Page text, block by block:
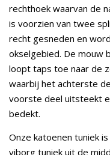
rechthoek waarvan de
is voorzien van twee
recht gesneden en
okselgebied. De mouw
loopt taps toe naar de
waarbij het achterste
voorste deel uitsteekt
bedekt.
Onze katoenen tuniek
viborg tuniek uit de